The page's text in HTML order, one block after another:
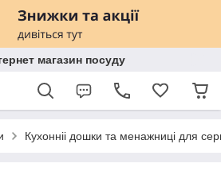
магазин посуду
Кухонніі дошки та менажниці для